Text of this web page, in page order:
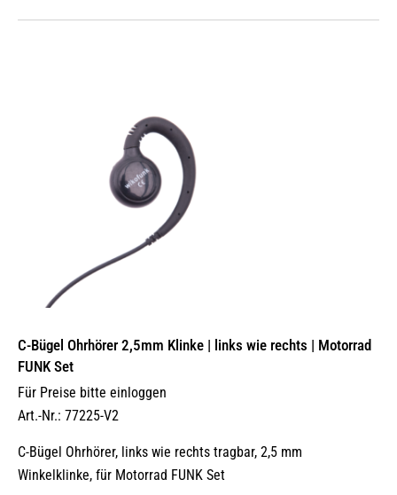
C-Bügel Ohrhörer 2,5mm Klinke | links wie rechts | Motorrad
FUNK Set
Für Preise bitte einloggen
Art.-Nr.: 77225-V2
C-Bügel Ohrhörer, links wie rechts tragbar, 2,5 mm
Winkelklinke, für Motorrad FUNK Set